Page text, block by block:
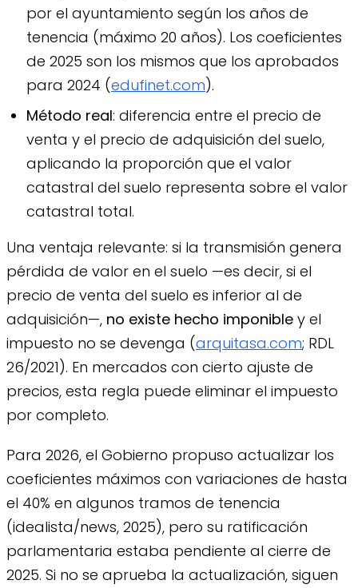
por el ayuntamiento según los años de
tenencia (máximo 20 años). Los coeficientes
de 2025 son los mismos que los aprobados
para 2024 (edufinet.com).
Método real: diferencia entre el precio de
venta y el precio de adquisición del suelo,
aplicando la proporción que el valor
catastral del suelo representa sobre el valor
catastral total.
Una ventaja relevante: si la transmisión genera
pérdida de valor en el suelo —es decir, si el
precio de venta del suelo es inferior al de
adquisición—, no existe hecho imponible y el
impuesto no se devenga (arquitasa.com; RDL
26/2021). En mercados con cierto ajuste de
precios, esta regla puede eliminar el impuesto
por completo.
Para 2026, el Gobierno propuso actualizar los
coeficientes máximos con variaciones de hasta
el 40% en algunos tramos de tenencia
(idealista/news, 2025), pero su ratificación
parlamentaria estaba pendiente al cierre de
2025. Si no se aprueba la actualización, siguen